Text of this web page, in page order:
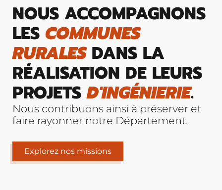
NOUS ACCOMPAGNONS
LES COMMUNES
RURALESDANS LA
RÉALISATION DE LEURS
PROJETSD'INGÉNIERIE.
Nous contribuons ainsi à préserver et
faire rayonner notre Département.
Explorez nos missions